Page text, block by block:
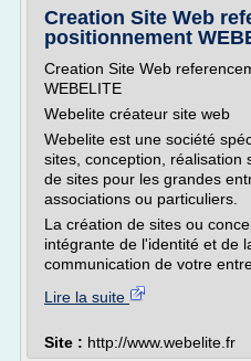
Creation Site Web
positionnement
Creation Site Web
WEBELITE
Webelite créateur site web
Webelite est une société
sites, conception, réalisation
de sites pour les grandes
associations ou particuliers.
La création de sites ou
intégrante de l'identité et de
communication de votre
Lire la suite
Site : http://www.webelite.fr